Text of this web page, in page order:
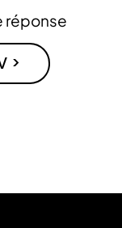
réponse
>